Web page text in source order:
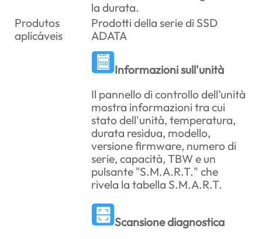
la durata.
Produtos
aplicáveis
Prodotti della serie di SSD
ADATA
Informazioni sull'unità
Il pannello di controllo dell’unità
mostra informazioni tra cui
stato dell'unità, temperatura,
durata residua, modello,
versione firmware, numero di
serie, capacità, TBW e un
pulsante "S.M.A.R.T." che
rivela la tabella S.M.A.R.T.
Scansione diagnostica